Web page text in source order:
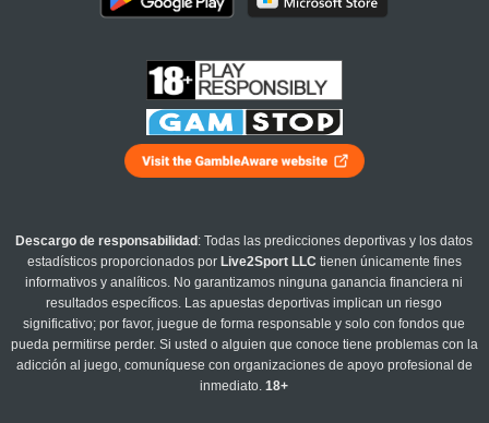
Descargo de responsabilidad : Todas las predicciones deportivas y los datos
estadísticos proporcionados por Live2Sport LLC tienen únicamente fines
informativos y analíticos. No garantizamos ninguna ganancia financiera ni
resultados específicos. Las apuestas deportivas implican un riesgo
significativo; por favor, juegue de forma responsable y solo con fondos que
pueda permitirse perder. Si usted o alguien que conoce tiene problemas con la
adicción al juego, comuníquese con organizaciones de apoyo profesional de
inmediato.18+